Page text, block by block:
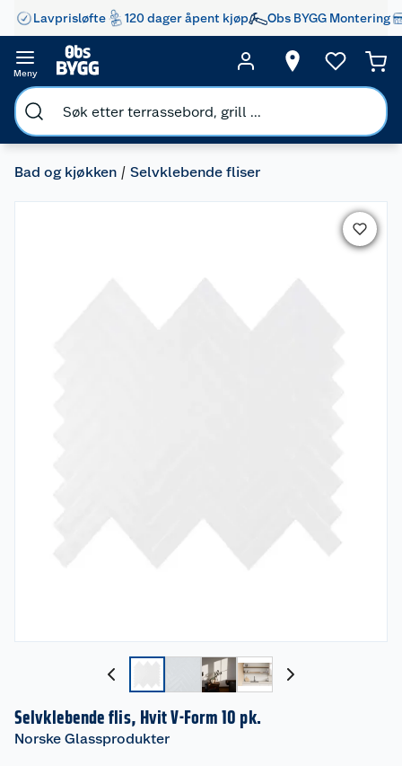
Lavprisløfte 120 dager åpent kjøp Obs BYGG Montering
Meny
Bad og kjøkken Selvklebende fliser
Selvklebende flis, Hvit V-Form 10 pk.
Norske Glassprodukter